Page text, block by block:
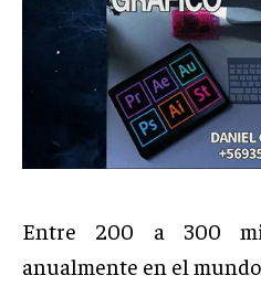
Entre 200 a 300
anualmente en el